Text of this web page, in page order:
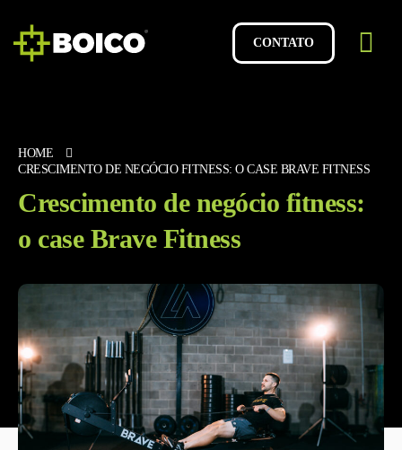
CONTATO
HOME
CRESCIMENTO DE NEGÓCIO FITNESS: O CASE BRAVE FITNESS
Crescimento de negócio fitness:
o case Brave Fitness